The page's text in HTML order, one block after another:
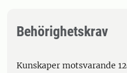
Behörighetskrav
Kunskaper motsvarande